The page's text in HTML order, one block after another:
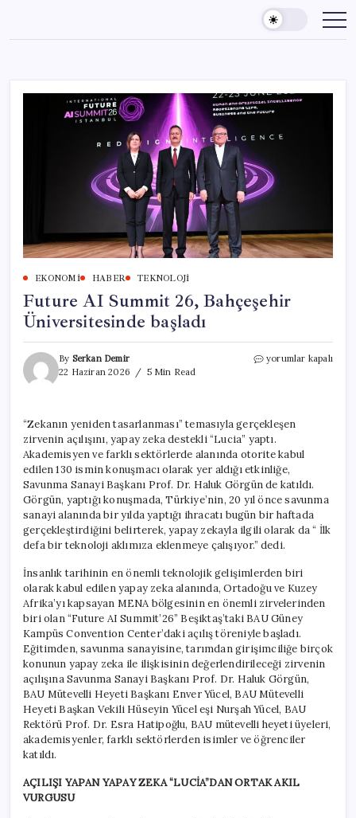
content
EKONOMI HABER TEKNOLOJI
Future AI Summit 26, Bahçeşehir
Üniversitesinde başladı
By Serkan Demir
22 Haziran 2026
5 Min Read
Future
Üniversitesinde
başladı
için
yorumlar kapalı
“Zekanın yeniden tasarlanması” temasıyla gerçekleşen
zirvenin açılışını, yapay zeka destekli “Lucia” yaptı.
Akademisyen ve farklı sektörlerde alanında otorite kabul
edilen 130 ismin konuşmacı olarak yer aldığı etkinliğe,
Savunma Sanayi Başkanı Prof. Dr. Haluk Görgün de katıldı.
Görgün, yaptığı konuşmada, Türkiye’nin, 20 yıl önce savunma
sanayi alanında bir yılda yaptığı ihracatı bugün bir haftada
gerçekleştirdiğini belirterek, yapay zekayla ilgili olarak da “ İlk
defa bir teknoloji aklımıza eklenmeye çalışıyor.” dedi.
İnsanlık tarihinin en önemli teknolojik gelişimlerden biri
olarak kabul edilen yapay zeka alanında, Ortadoğu ve Kuzey
Afrika’yı kapsayan MENA bölgesinin en önemli zirvelerinden
biri olan “Future AI Summit’26” Beşiktaş’taki BAU Güney
Kampüs Convention Center’daki açılış töreniyle başladı.
Eğitimden, savunma sanayisine, tarımdan girişimciliğe birçok
konunun yapay zeka ile ilişkisinin değerlendirileceği zirvenin
açılışına Savunma Sanayi Başkanı Prof. Dr. Haluk Görgün,
BAU Mütevelli Heyeti Başkanı Enver Yücel, BAU Mütevelli
Heyeti Başkan Vekili Hüseyin Yücel eşi Nurşah Yücel, BAU
Rektörü Prof. Dr. Esra Hatipoğlu, BAU mütevelli heyeti üyeleri,
akademisyenler, farklı sektörlerden isimler ve öğrenciler
katıldı.
AÇILIŞI YAPAN YAPAY ZEKA “LUCİA”DAN ORTAK AKIL
VURGUSU